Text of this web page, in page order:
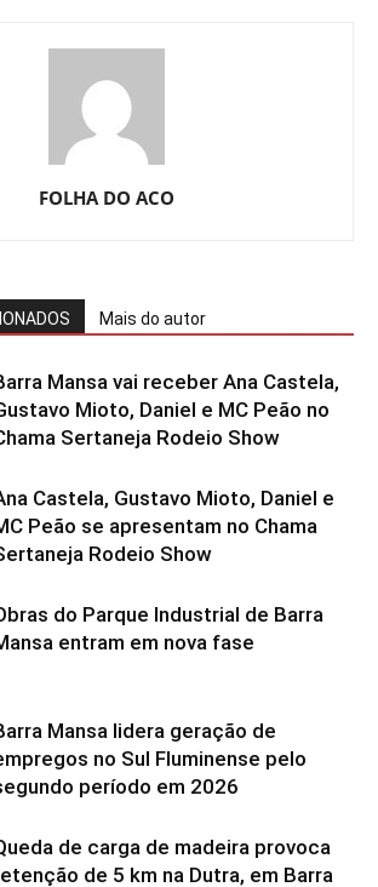
FOLHA DO ACO
Mais do autor
Mansa vai receber Ana Castela,
Mioto, Daniel e MC Peão no
Sertaneja Rodeio Show
Castela, Gustavo Mioto, Daniel e
Peão se apresentam no Chama
Rodeio Show
do Parque Industrial de Barra
entram em nova fase
Mansa lidera geração de
no Sul Fluminense pelo
período em 2026
de carga de madeira provoca
de 5 km na Dutra, em Barra